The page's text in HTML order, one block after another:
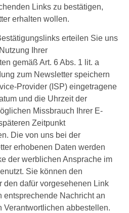
Links zu bestätigen,
erhalten wollen.
erteilen Sie uns
Ihrer
gemäß Art. 6 Abs. 1 lit. a
zum Newsletter speichern
Provider (ISP) eingetragene
und die Uhrzeit der
Missbrauch Ihrer E-
Zeitpunkt
Die von uns bei der
erhobenen Daten werden
der werblichen Ansprache im
Sie können den
den dafür vorgesehenen Link
entsprechende Nachricht an
Verantwortlichen abbestellen.